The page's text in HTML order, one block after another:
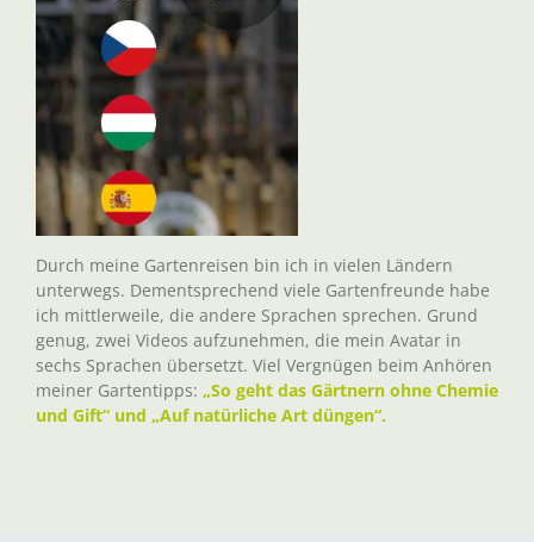
Durch meine Gartenreisen bin ich in vielen Ländern
unterwegs. Dementsprechend viele Gartenfreunde habe
ich mittlerweile, die andere Sprachen sprechen. Grund
genug, zwei Videos aufzunehmen, die mein Avatar in
sechs Sprachen übersetzt. Viel Vergnügen beim Anhören
meiner Gartentipps: „So geht das Gärtnern ohne Chemie
und Gift“ und „Auf natürliche Art düngen“.